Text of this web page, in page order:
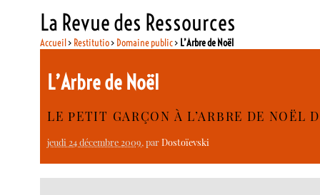
La Revue des Ressources
Accueil> Restitutio> Domaine public> L’Arbre de Noël
L’Arbre de Noël
LE PETIT GARÇON À L’ARBRE DE NOËL
jeudi 24 décembre 2009, parDostoïevski